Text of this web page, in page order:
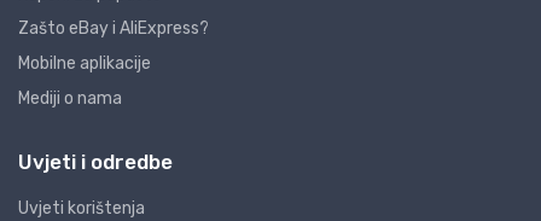
Zašto eBay i AliExpress?
Mobilne aplikacije
Mediji o nama
Uvjeti i odredbe
Uvjeti korištenja